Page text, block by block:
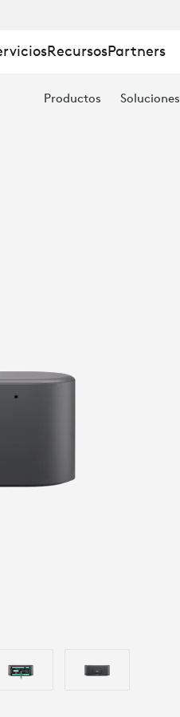
RecursosPartners
Productos Soluciones